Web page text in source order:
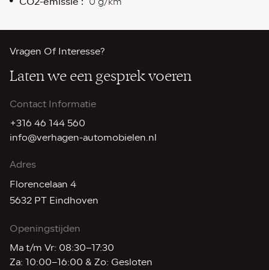
Vragen Of Interesse?
Laten weeen gesprek voeren
Contact Informatie
+316 46 144 560
info@verhagen-automobielen.nl
Adres
Florencelaan 4
5632 PT Eindhoven
Openingstijden
Ma t/m Vr: 08:30–17:30
Za: 10:00–16:00 & Zo: Gesloten